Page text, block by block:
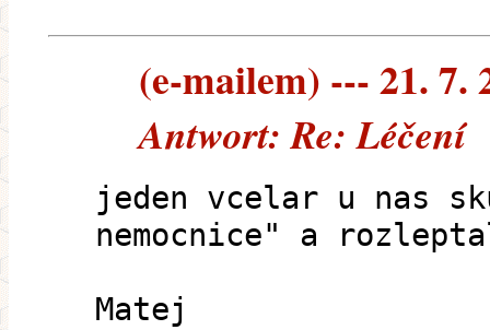
(e-mailem) --- 21. 7.
Antwort: Re: Léčení
jeden vcelar u nas
nemocnice" a
Matej